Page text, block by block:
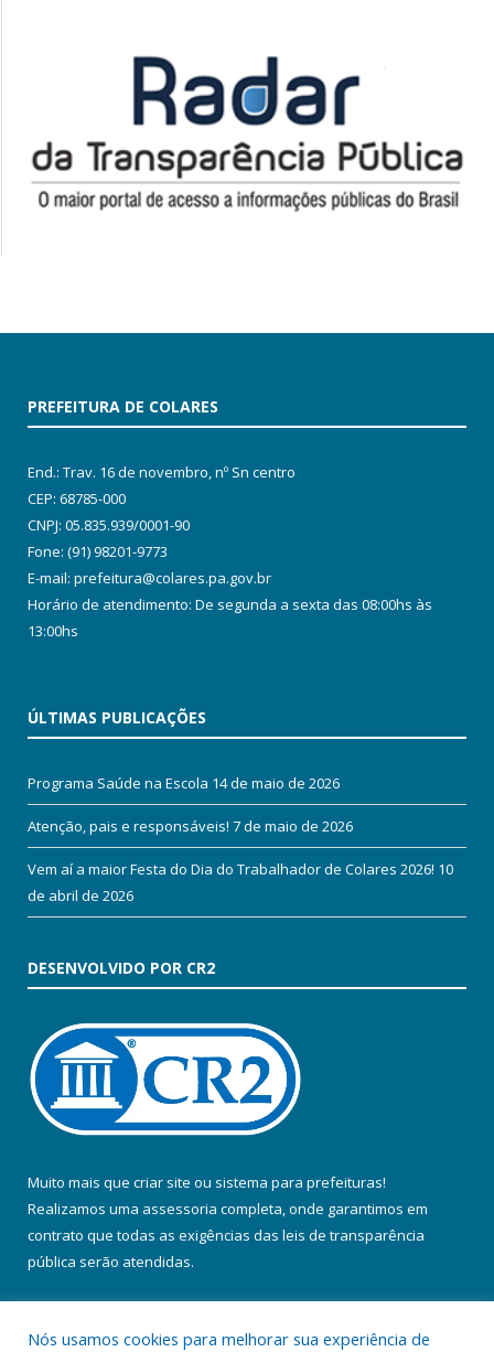
PREFEITURA DE COLARES
End.: Trav. 16 de novembro, nº Sn centro
CEP: 68785-000
CNPJ: 05.835.939/0001-90
Fone: (91) 98201-9773
E-mail: prefeitura@colares.pa.gov.br
Horário de atendimento: De segunda a sexta das 08:00hs às
13:00hs
ÚLTIMAS PUBLICAÇÕES
Programa Saúde na Escola 14 de maio de 2026
Atenção, pais e responsáveis! 7 de maio de 2026
Vem aí a maior Festa do Dia do Trabalhador de Colares 2026! 10
de abril de 2026
DESENVOLVIDO POR CR2
Muito mais que criar site ou sistema para prefeituras!
Realizamos uma assessoria completa, onde garantimos em
contrato que todas as exigências das leis de transparência
pública serão atendidas.
Nós usamos cookies para melhorar sua experiência de